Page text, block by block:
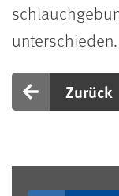
unterschieden.
Zurück